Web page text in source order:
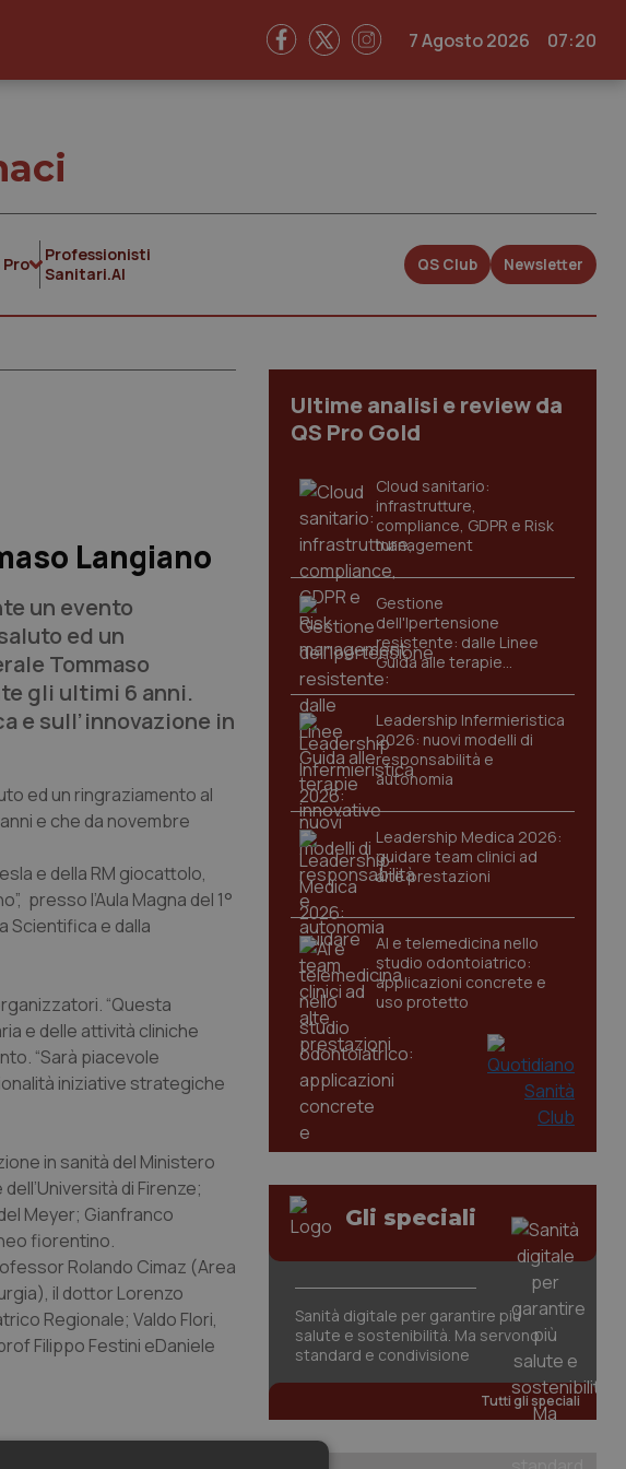
7 Agosto 2026 07:20
Pro
Professionisti
Sanitari.AI
QS Club Newsletter
Langiano
un evento
ed un
Tommaso
gli ultimi 6 anni.
e sull’innovazione in
ed un ringraziamento al
e che da novembre
e della RM giocattolo,
presso l’Aula Magna del 1°
Scientifica e dalla
“Questa
e delle attività cliniche
“Sarà piacevole
iniziative strategiche
in sanità del Ministero
di Firenze;
Meyer; Gianfranco
fiorentino.
Rolando Cimaz (Area
il dottor Lorenzo
Regionale; Valdo Flori,
Filippo Festini eDaniele
Ultime analisi e review da
QS Pro Gold
Cloud sanitario:
infrastrutture,
compliance, GDPR e Risk
management
Gestione
dell'Ipertensione
resistente: dalle Linee
Guida alle terapie
innovative
Leadership Infermieristica
2026: nuovi modelli di
responsabilità e
autonomia
Leadership Medica 2026:
guidare team clinici ad
alte prestazioni
AI e telemedicina nello
studio odontoiatrico:
applicazioni concrete e
uso protetto
Gli speciali
Sanità digitale per garantire più
salute e sostenibilità. Ma servono
standard e condivisione
Tutti gli speciali